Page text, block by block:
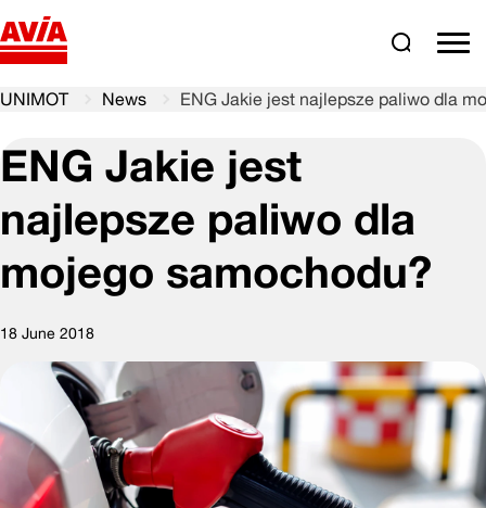
Search
UNIMOT News ENG Jakie jest najlepsze paliwo dla
ENG Jakie jest
najlepsze paliwo dla
mojego samochodu?
18 June 2018